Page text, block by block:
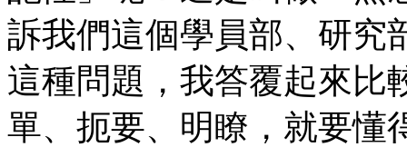
訴我們這個學員部、研究
這種問題，我答覆起來比
單、扼要、明瞭，就要懂